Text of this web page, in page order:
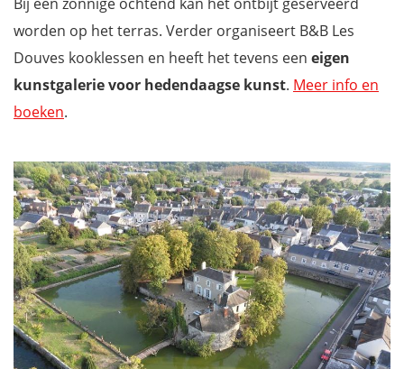
worden op het terras. Verder organiseert B&B Les
Douves kooklessen en heeft het tevens een eigen
kunstgalerie voor hedendaagse kunst. Meer info en
boeken.